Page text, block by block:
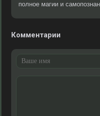
полное магии и
Комментарии